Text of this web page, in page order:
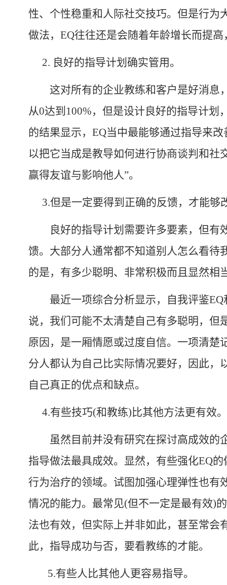
性、个性稳重和人际社交技巧。但是行为
做法， EQ往往还是会随着年龄增长而提
2. 良好的指导计划确实管用。
这对所有的企业教练和客户是好消息
从0达到 100%，但是设计良好的指导计划
的结果显示， EQ当中最能够通过指导来
以把它当成是教导如何进行协商谈判和社
赢得友谊与影响他人”。
3.但是一定要得到正确的反馈，才能够
良好的指导计划需要许多要素，但有
馈。大部分人通常都不知道别人怎么看待
的是，有多少聪明、非常积极而且显然相
最近一项综合分析显示，自我评鉴EQ
说，我们可能不太清楚自己有多聪明，但
原因，是一厢情愿或过度自信。一项清楚
分人都认为自己比实际情况要好，因此，
自己真正的优点和缺点。
4.有些技巧(和教练) 比其他方法更有效。
虽然目前并没有研究在探讨高成效的
指导做法最具成效。显然，有些强化EQ的
行为治疗的领域。试图加强心理弹性也有
情况的能力。最常见(但不一定是最有效)
法也有效，但实际上并非如此，甚至常会
此，指导成功与否，要看教练的才能。
5.有些人比其他人更容易指导。